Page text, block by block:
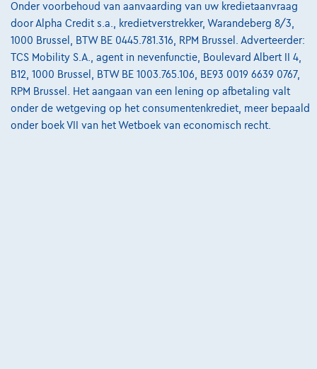
Vergelijk
Bekijk wagen
Onder voorbehoud van aanvaarding van uw kredietaanvraag
door Alpha Credit s.a., kredietverstrekker, Warandeberg 8/3,
1000 Brussel, BTW BE 0445.781.316, RPM Brussel. Adverteerder:
TCS Mobility S.A., agent in nevenfunctie, Boulevard Albert II 4,
B12, 1000 Brussel, BTW BE 1003.765.106, BE93 0019 6639 0767,
RPM Brussel. Het aangaan van een lening op afbetaling valt
onder de wetgeving op het consumentenkrediet, meer bepaald
onder boek VII van het Wetboek van economisch recht.